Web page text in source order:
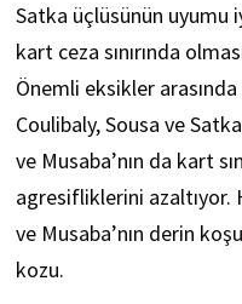
Satka üçlüsünün uyumu
kart ceza sınırında
Önemli eksikler
Coulibaly, Sousa ve
ve Musaba’nın da kart
agresifliklerini azaltıyor.
ve Musaba’nın derin
kozu.